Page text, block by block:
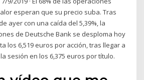
esperan que su precio suba. Tras
ayer con una caída del 5,39%, la
de Deutsche Bank se desploma hoy
los 6,519 euros por acción, tras llegar a
sesión en los 6,375 euros por título.